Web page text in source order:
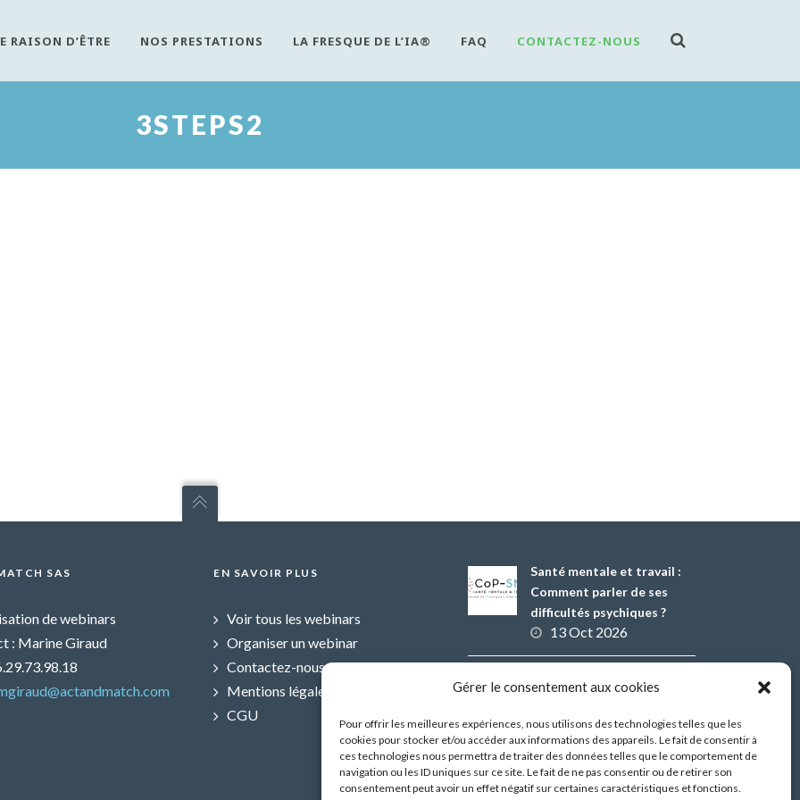
Gérer le consentement aux cookies
Pour offrir les meilleures expériences, nous utilisons des technologies telles que les
cookies pour stocker et/ou accéder aux informations des appareils. Le fait de consentir à
ces technologies nous permettra de traiter des données telles que le comportement de
navigation ou les ID uniques sur ce site. Le fait de ne pas consentir ou de retirer son
consentement peut avoir un effet négatif sur certaines caractéristiques et fonctions.
RAISON D’ÊTRE NOS PRESTATIONS LA FRESQUE DE L’IA® FAQ CONTACTEZ-NOUS
3STEPS2
SAS
de webinars
: Marine Giraud
EN SAVOIR PLUS
Voir tous les webinars
Organiser un webinar
Contactez-nous
Mentions légales
CGU
Santé mentale et travail :
Comment parler de ses
difficultés psychiques ?
13 Oct 2026
Démonstrateur d’éclairage
bâtiments tertiaires,
premiers résultats
07 Juil 2026